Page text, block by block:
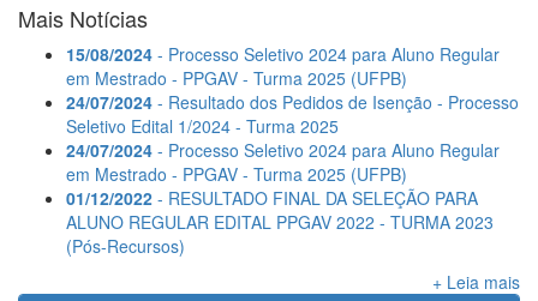
Mais Notícias
15/08/2024 - Processo Seletivo 2024 para Aluno Regular
em Mestrado - PPGAV - Turma 2025 (UFPB)
24/07/2024 - Resultado dos Pedidos de Isenção - Processo
Seletivo Edital 1/2024 - Turma 2025
24/07/2024 - Processo Seletivo 2024 para Aluno Regular
em Mestrado - PPGAV - Turma 2025 (UFPB)
01/12/2022 - RESULTADO FINAL DA SELEÇÃO PARA
ALUNO REGULAR EDITAL PPGAV 2022 - TURMA 2023
(Pós-Recursos)
+ Leia mais